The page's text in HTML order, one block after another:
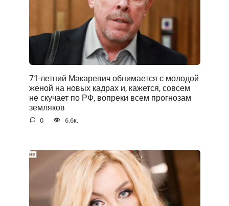
71-летний Макаревич обнимается с молодой
женой на новых кадрах и, кажется, совсем
не скучает по РФ, вопреки всем прогнозам
земляков
0 6.6к.